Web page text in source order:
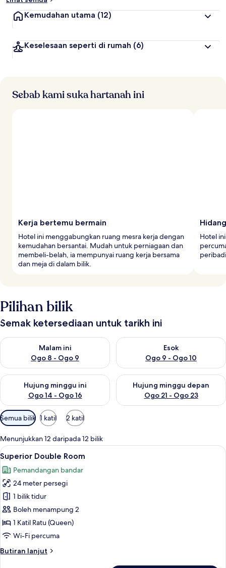
Kemudahan utama (12)
Keselesaan seperti di rumah (6)
Sebab kami suka hartanah ini
Kerja bertemu bermain
Hotel ini menggabungkan ruang mesra kerja dengan
kemudahan bersantai. Mudah untuk perniagaan dan
membeli-belah, ia mempunyai ruang kerja bersama
dan meja di dalam bilik.
Hotel
Pilihan bilik
Semak ketersediaan untuk tarikh ini
Malam ini
Ogo 8 - Ogo 9
Semak ketersediaan untuk malam ini Ogo 8 - Ogo 9
Esok
Ogo 9 - Ogo 10
Semak ketersediaan untuk
Hujung minggu ini
Ogo 14 - Ogo 16
Semak ketersediaan untuk hujung minggu ini Ogo 14 - Ogo 16
Hujung minggu depan
Ogo 21 - Ogo 23
Semak ketersediaan untuk
Penapis
yang
tersedia
untuk
bilik
Semua bilik 1 katil 2 katil
Menunjukkan 12 daripada 12 bilik
Lihat
semua
foto
untuk
Superior
Double
Room
Superior Double Room |
7
Superior Double Room
Pemandangan bandar
24 meter persegi
1 bilik tidur
Boleh menampung 2
1 Katil Ratu (Queen)
Wi-Fi percuma
Butiran lanjut
Butiran